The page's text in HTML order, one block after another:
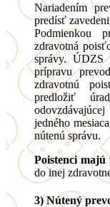
Nariadením
predísť
Podmienkou
zdravotná
správy.
prípravu
zdravotnú
predložiť
jedného
nútenú správu.
Poistenci
do inej
3) Nútený